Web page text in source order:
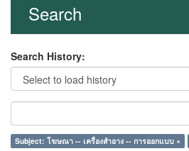
Search
Search History:
Subject: โฆษณา -- เครื่องสำอาง -- การออกแบบ ×